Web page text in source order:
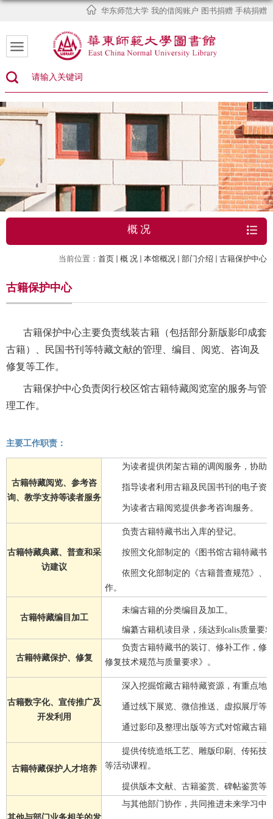
华东师范大学 我的借阅账户 图书捐赠 手稿捐赠
概 况
当前位置： 首页 概 况 本馆概况 部门介绍 古籍保护中心
古籍保护中心
古籍保护中心主要负责线装古籍（包括部分新版影印成套
古籍）、民国书刊等特藏文献的管理、编目、阅览、咨询及
修复等工作。
古籍保护中心负责闵行校区馆古籍特藏阅览室的服务与管
理工作。
主要工作职责：
古籍特藏阅览、参考咨
询、教学支持等读者服务
为读者提供闭架古籍的调阅服务，协助
指导读者利用古籍及民国书刊的电子资
为读者古籍阅览提供参考咨询服务。
古籍特藏典藏、普查和采
访建议
负责古籍特藏书出入库的登记。
按照文化部制定的《图书馆古籍特藏书
依照文化部制定的《古籍普查规范》、
作。
古籍特藏编目加工
未编古籍的分类编目及加工。
编纂古籍机读目录，须达到calis质量要
古籍特藏保护、修复
负责古籍特藏书的装订、修补工作，修
修复技术规范与质量要求》。
古籍数字化、宣传推广及
开发利用
深入挖掘馆藏古籍特藏资源，有重点地
通过线下展览、微信推送、虚拟展厅等
通过影印及整理出版等方式对馆藏古籍
古籍特藏保护人才培养
提供传统造纸工艺、雕版印刷、传拓技
等活动课程。
提供版本文献、古籍鉴赏、碑帖鉴赏等
与其他部门协作，共同推进未来学习中